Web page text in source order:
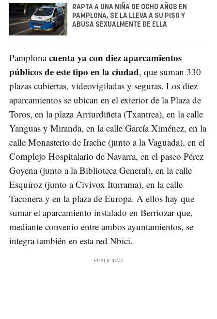
RAPTA A UNA NIÑA DE OCHO AÑOS EN
PAMPLONA, SE LA LLEVA A SU PISO Y
ABUSA SEXUALMENTE DE ELLA
Pamplonacuenta ya con diez aparcamientos
públicos de este tipo en la ciudad, que suman 330
plazas cubiertas, videovigiladas y seguras. Los diez
aparcamientos se ubican en el exterior de la Plaza de
Toros, en la plaza Arriurdiñeta (Txantrea), en la calle
Yanguas y Miranda, en la calle García Ximénez, en la
calle Monasterio de Irache (junto a la Vaguada), en el
Complejo Hospitalario de Navarra, en el paseo Pérez
Goyena (junto a la Biblioteca General), en la calle
Esquíroz (junto a Civivox Iturrama), en la calle
Taconera y en la plaza de Europa. A ellos hay que
sumar el aparcamiento instalado en Berriozar que,
mediante convenio entre ambos ayuntamientos, se
integra también en esta red Nbici.